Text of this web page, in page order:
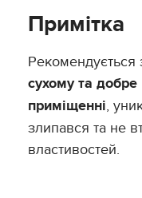
Примітка
Рекомендується
сухому та
приміщенні,
злипався та не
властивостей.